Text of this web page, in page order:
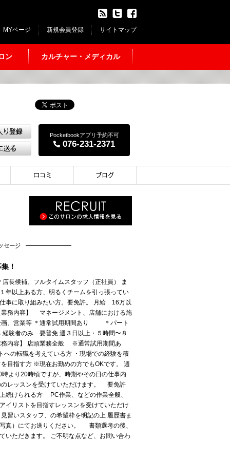
サイトマップ
新規会員登録
MYページ
ン カルチャー・メディカル
Pocketbookアプリ予約不可
076-231-2371
！
長候補、フルタイムスタッフ（正社員） ま
年以上ある方、明るくチームを引っ張ってい
事に取り組みたい方。要免許。 月給 16万以
業務内容】 マネージメント、店舗における施
画、営業等 ＊通常試用期間あり ＊パート
験者のみ 要普免 週３日以上・５時間〜８
務内容】 店頭業務全般 ※通常試用期間あ
の転職を考えている方 ・現場での経験を積
目指す方 ※現在お勤めの方でもOKです。 週
より20時頃ですが、時期やその日の仕事内
のレッスンを受けていただけます。 要免許
続けられる方 PC作業、などの作業全般、
イリストを目指すレッスンを受けていただけ
習いスタッフ、の希望枠を明記の上 履歴書ま
真）にてお送りください。 書類選考の後、
いただきます。 ご不明な点など、お問い合わ